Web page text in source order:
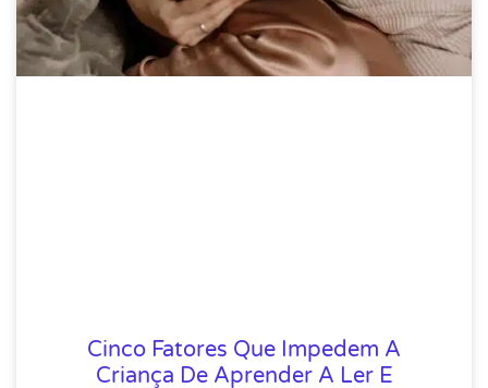
Cinco Fatores Que Impedem A
Criança De Aprender A Ler E